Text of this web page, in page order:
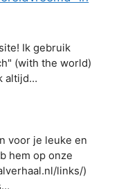
Ik gebruik
(with the world)
altijd…
voor je leuke en
hem op onze
links/)